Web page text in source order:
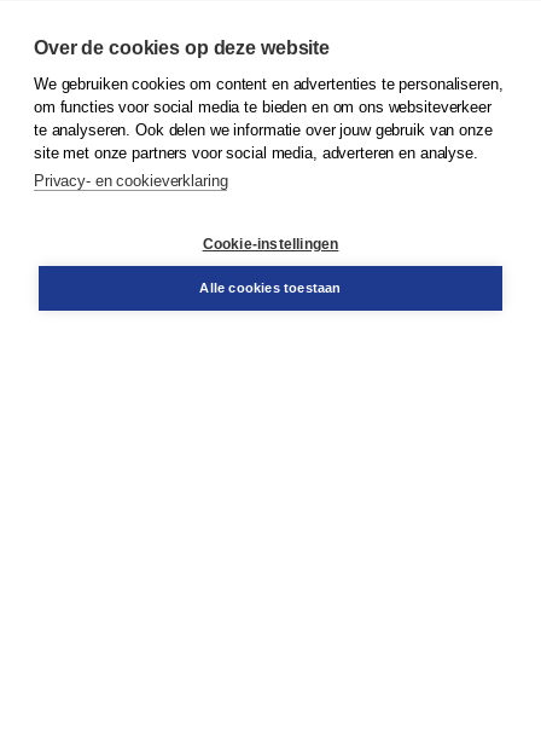
© 2026Koninklijke Boom uitgevers
Klantenservice
Snel bestellen
Over de cookies op deze website
We gebruiken cookies om content en advertenties te personaliseren,
om functies voor social media te bieden en om ons websiteverkeer
te analyseren. Ook delen we informatie over jouw gebruik van onze
site met onze partners voor social media, adverteren en analyse.
Privacy- en cookieverklaring
Cookie-instellingen
Alle cookies toestaan